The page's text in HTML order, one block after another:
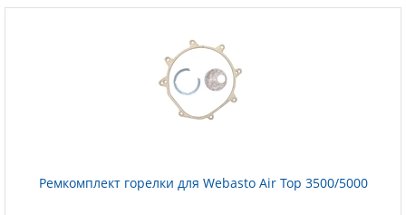
Ремкомплект горелки для Webasto Air Top 3500/5000